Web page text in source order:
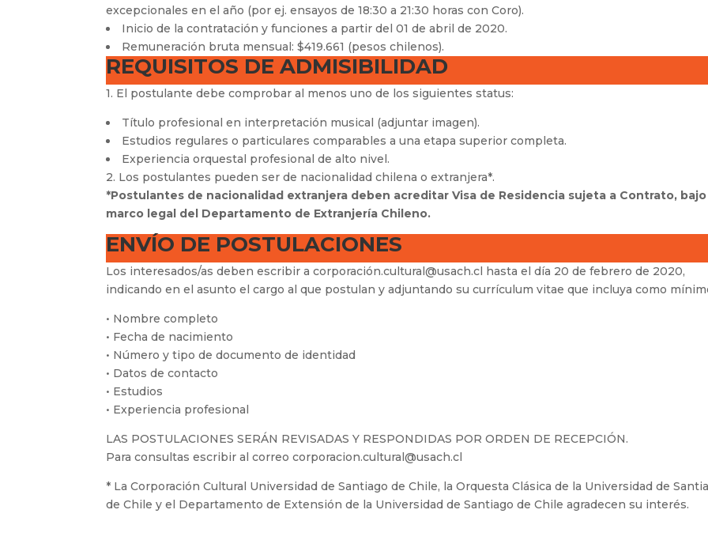
excepcionales en el año (por ej. ensayos de 18:30 a 21:30 horas con Coro).
Inicio de la contratación y funciones a partir del 01 de abril de 2020.
Remuneración bruta mensual: $419.661 (pesos chilenos).
REQUISITOS DE ADMISIBILIDAD
1. El postulante debe comprobar al menos uno de los siguientes status:
Título profesional en interpretación musical (adjuntar imagen).
Estudios regulares o particulares comparables a una etapa superior completa.
Experiencia orquestal profesional de alto nivel.
2. Los postulantes pueden ser de nacionalidad chilena o extranjera*.
*Postulantes de nacionalidad extranjera deben acreditar Visa de Residencia sujeta a Contrato,
marco legal del Departamento de Extranjería Chileno.
ENVÍO DE POSTULACIONES
Los interesados/as deben escribir a corporación.cultural@usach.cl hasta el día 20 de febrero de 2020,
indicando en el asunto el cargo al que postulan y adjuntando su currículum vitae que incluya como
• Nombre completo
• Fecha de nacimiento
• Número y tipo de documento de identidad
• Datos de contacto
• Estudios
• Experiencia profesional
LAS POSTULACIONES SERÁN REVISADAS Y RESPONDIDAS POR ORDEN DE RECEPCIÓN.
Para consultas escribir al correo corporacion.cultural@usach.cl
* La Corporación Cultural Universidad de Santiago de Chile, la Orquesta Clásica de la Universidad de
de Chile y el Departamento de Extensión de la Universidad de Santiago de Chile agradecen su interés.